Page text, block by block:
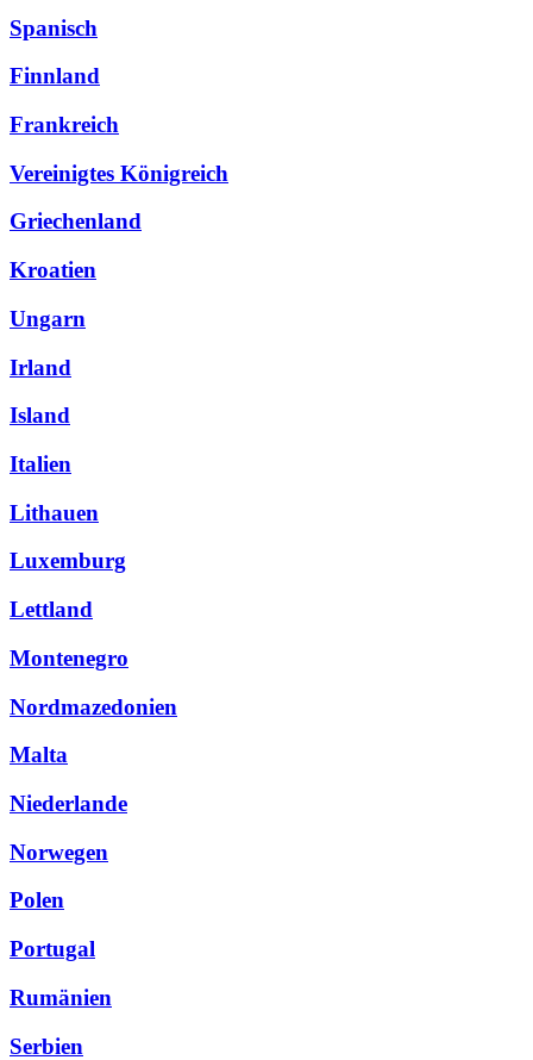
Spanisch
Finnland
Frankreich
Vereinigtes Königreich
Griechenland
Kroatien
Ungarn
Irland
Island
Italien
Lithauen
Luxemburg
Lettland
Montenegro
Nordmazedonien
Malta
Niederlande
Norwegen
Polen
Portugal
Rumänien
Serbien